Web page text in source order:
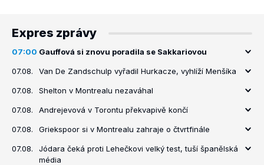
Expres zprávy
07:00 Gauffová si znovu poradila se Sakkariovou
07.08. Van De Zandschulp vyřadil Hurkacze, vyhlíží Menšíka
07.08. Shelton v Montrealu nezaváhal
07.08. Andrejevová v Torontu překvapivě končí
07.08. Griekspoor si v Montrealu zahraje o čtvrtfinále
07.08.
Jódara čeká proti Lehečkovi velký test, tuší španělská
média